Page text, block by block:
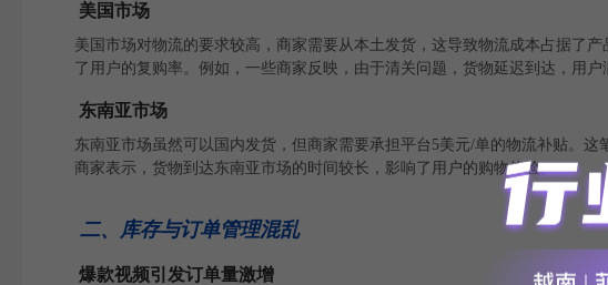
美国市场
美国市场对物流的要求较高，商家需要从本土发货，这导致物流成本占据了
了用户的复购率。例如，一些商家反映，由于清关问题，货物延迟到达，用户
东南亚市场
东南亚市场虽然可以国内发货，但商家需要承担平台5美元/单的物流补贴。
商家表示，货物到达东南亚市场的时间较长，影响了用户的购物体验。
二、库存与订单管理混乱
爆款视频引发订单量激增